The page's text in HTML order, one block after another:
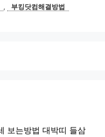
, 부킹닷컴해결방법
보는방법 대박띠 들삼